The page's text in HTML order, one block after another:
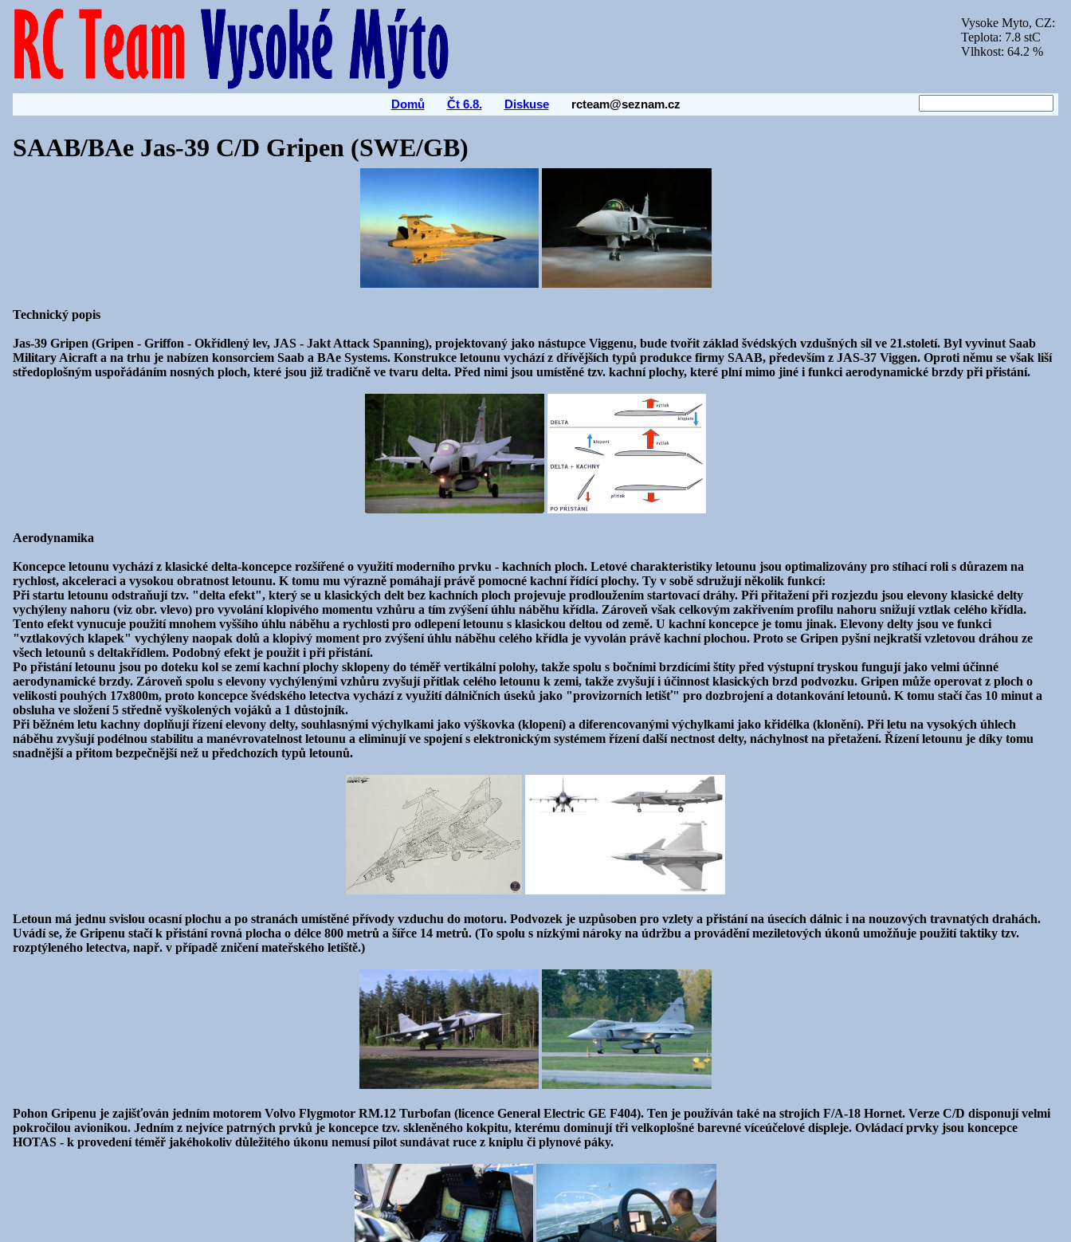
Vysoke Myto, CZ:
Teplota: 7.8 stC
Vlhkost: 64.2 %
Domů Čt 6.8. Diskusercteam@seznam.cz
SAAB/BAe Jas-39 C/D Gripen (SWE/GB)
Technický popis
Jas-39 Gripen (Gripen - Griffon - Okřídlený lev, JAS - Jakt Attack Spanning), projektovaný jako nástupce Viggenu, bude tvořit základ švédských vzdušných sil ve 21.století. Byl vyvinut Saab
Military Aicraft a na trhu je nabízen konsorciem Saab a BAe Systems. Konstrukce letounu vychází z dřívějších typů produkce firmy SAAB, především z JAS-37 Viggen. Oproti němu se však liší
středoplošným uspořádáním nosných ploch, které jsou již tradičně ve tvaru delta. Před nimi jsou umístěné tzv. kachní plochy, které plní mimo jiné i funkci aerodynamické brzdy při přistání.
Aerodynamika
Koncepce letounu vychází z klasické delta-koncepce rozšířené o využití moderního prvku - kachních ploch. Letové charakteristiky letounu jsou optimalizovány pro stíhací roli s důrazem na
rychlost, akceleraci a vysokou obratnost letounu. K tomu mu výrazně pomáhají právě pomocné kachní řídící plochy. Ty v sobě sdružují několik funkcí:
Při startu letounu odstraňují tzv. "delta efekt", který se u klasických delt bez kachních ploch projevuje prodloužením startovací dráhy. Při přitažení při rozjezdu jsou elevony klasické delty
vychýleny nahoru (viz obr. vlevo) pro vyvolání klopivého momentu vzhůru a tím zvýšení úhlu náběhu křídla. Zároveň však celkovým zakřivením profilu nahoru snižují vztlak celého křídla.
Tento efekt vynucuje použití mnohem vyššího úhlu náběhu a rychlosti pro odlepení letounu s klasickou deltou od země. U kachní koncepce je tomu jinak. Elevony delty jsou ve funkci
"vztlakových klapek" vychýleny naopak dolů a klopivý moment pro zvýšení úhlu náběhu celého křídla je vyvolán právě kachní plochou. Proto se Gripen pyšní nejkratší vzletovou dráhou ze
všech letounů s deltakřídlem. Podobný efekt je použit i při přistání.
Po přistání letounu jsou po doteku kol se zemí kachní plochy sklopeny do téměř vertikální polohy, takže spolu s bočními brzdícími štíty před výstupní tryskou fungují jako velmi účinné
aerodynamické brzdy. Zároveň spolu s elevony vychýlenými vzhůru zvyšují přítlak celého letounu k zemi, takže zvyšují i účinnost klasických brzd podvozku. Gripen může operovat z ploch o
velikosti pouhých 17x800m, proto koncepce švédského letectva vychází z využití dálničních úseků jako "provizorních letišť" pro dozbrojení a dotankování letounů. K tomu stačí čas 10 minut a
obsluha ve složení 5 středně vyškolených vojáků a 1 důstojník.
Při běžném letu kachny doplňují řízení elevony delty, souhlasnými výchylkami jako výškovka (klopení) a diferencovanými výchylkami jako křidélka (klonění). Při letu na vysokých úhlech
náběhu zvyšují podélnou stabilitu a manévrovatelnost letounu a eliminují ve spojení s elektronickým systémem řízení další nectnost delty, náchylnost na přetažení. Řízení letounu je díky tomu
snadnější a přitom bezpečnější než u předchozích typů letounů.
Letoun má jednu svislou ocasní plochu a po stranách umístěné přívody vzduchu do motoru. Podvozek je uzpůsoben pro vzlety a přistání na úsecích dálnic i na nouzových travnatých drahách.
Uvádí se, že Gripenu stačí k přistání rovná plocha o délce 800 metrů a šířce 14 metrů. (To spolu s nízkými nároky na údržbu a provádění meziletových úkonů umožňuje použití taktiky tzv.
rozptýleného letectva, např. v případě zničení mateřského letiště.)
Pohon Gripenu je zajišťován jedním motorem Volvo Flygmotor RM.12 Turbofan (licence General Electric GE F404). Ten je používán také na strojích F/A-18 Hornet. Verze C/D disponují velmi
pokročilou avionikou. Jedním z nejvíce patrných prvků je koncepce tzv. skleněného kokpitu, kterému dominují tři velkoplošné barevné víceúčelové displeje. Ovládací prvky jsou koncepce
HOTAS - k provedení téměř jakéhokoliv důležitého úkonu nemusí pilot sundávat ruce z kniplu či plynové páky.